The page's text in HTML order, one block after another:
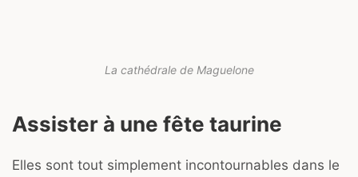
La cathédrale de Maguelone
Assister à une fête taurine
Elles sont tout simplement incontournables dans le